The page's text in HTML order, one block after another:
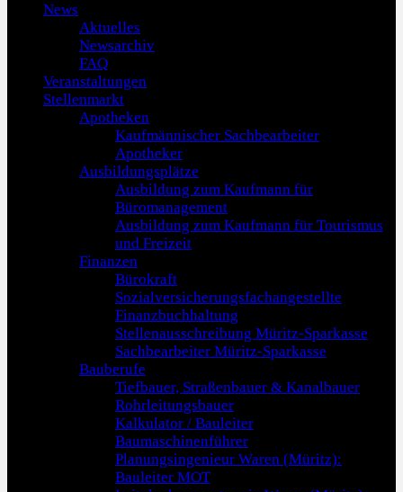
News
Aktuelles
Newsarchiv
FAQ
Veranstaltungen
Stellenmarkt
Apotheken
Kaufmännischer Sachbearbeiter
Apotheker
Ausbildungsplätze
Ausbildung zum Kaufmann für
Büromanagement
Ausbildung zum Kaufmann für Tourismus
und Freizeit
Finanzen
Bürokraft
Sozialversicherungsfachangestellte
Finanzbuchhaltung
Stellenausschreibung Müritz-Sparkasse
Sachbearbeiter Müritz-Sparkasse
Bauberufe
Tiefbauer, Straßenbauer & Kanalbauer
Rohrleitungsbauer
Kalkulator / Bauleiter
Baumaschinenführer
Planungsingenieur Waren (Müritz):
Bauleiter MOT